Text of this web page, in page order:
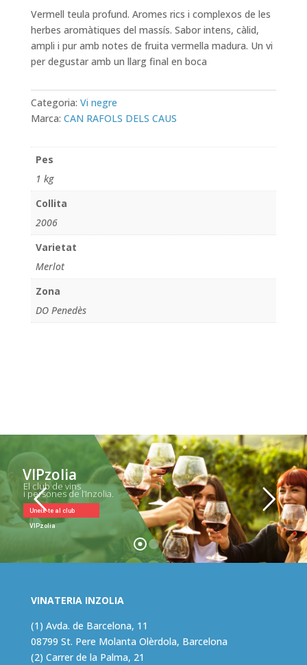
Vermell teula profund. Aromes rics i complexos de les
herbes aromàtiques del massís. Sabor intens, càlid,
ampli i pur amb notes de fruita vermella madura. Un vi
per degustar amb un llarg final en boca
Categoria: Vi negre
Marca: CAN RAFOLS DELS CAUS
Pes
1 kg
Collita
2006
Varietat
Merlot
Zona
DO Penedès
VIPzolia
Uneix-te al club
VIPzolia
El club de vins
i persones de l’Inzolia.
VINATERIA INZOLIA
(1) Avda. de Barcelona, 11
08799 St. Pere Molanta Olèrdola, Barcelona
(2) Carrer de la Palma, 21